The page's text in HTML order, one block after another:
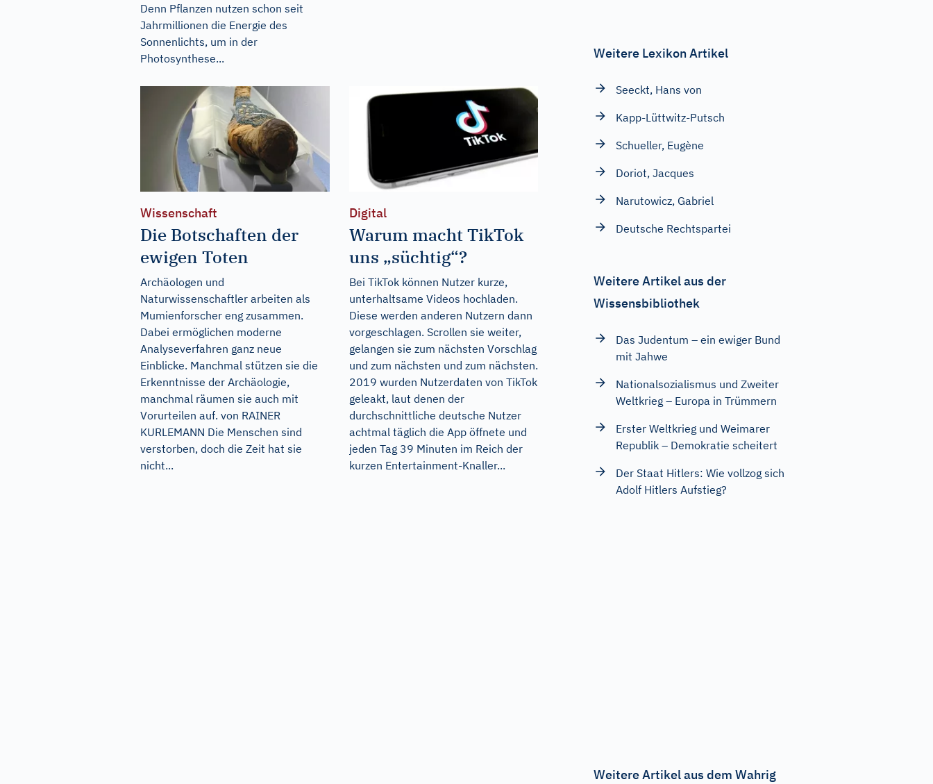
Denn Pflanzen nutzen schon seit
Jahrmillionen die Energie des
Sonnenlichts, um in der
Photosynthese...
Wissenschaft
Die Botschaften der
ewigen Toten
Archäologen und
Naturwissenschaftler arbeiten als
Mumienforscher eng zusammen.
Dabei ermöglichen moderne
Analyseverfahren ganz neue
Einblicke. Manchmal stützen sie die
Erkenntnisse der Archäologie,
manchmal räumen sie auch mit
Vorurteilen auf. von RAINER
KURLEMANN Die Menschen sind
verstorben, doch die Zeit hat sie
nicht...
Digital
Warum macht TikTok
uns „süchtig“?
Bei TikTok können Nutzer kurze,
unterhaltsame Videos hochladen.
Diese werden anderen Nutzern dann
vorgeschlagen. Scrollen sie weiter,
gelangen sie zum nächsten Vorschlag
und zum nächsten und zum nächsten.
2019 wurden Nutzerdaten von TikTok
geleakt, laut denen der
durchschnittliche deutsche Nutzer
achtmal täglich die App öffnete und
jeden Tag 39 Minuten im Reich der
kurzen Entertainment-Knaller...
Weitere Lexikon Artikel
Seeckt, Hans von
Kapp-Lüttwitz-Putsch
Schueller, Eugène
Doriot, Jacques
Narutowicz, Gabriel
Deutsche Rechtspartei
Weitere Artikel aus der
Wissensbibliothek
Das Judentum – ein ewiger Bund
mit Jahwe
Nationalsozialismus und Zweiter
Weltkrieg – Europa in Trümmern
Erster Weltkrieg und Weimarer
Republik – Demokratie scheitert
Der Staat Hitlers: Wie vollzog sich
Adolf Hitlers Aufstieg?
Weitere Artikel aus dem Wahrig